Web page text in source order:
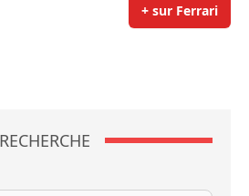
+ sur Ferrari
RECHERCHE